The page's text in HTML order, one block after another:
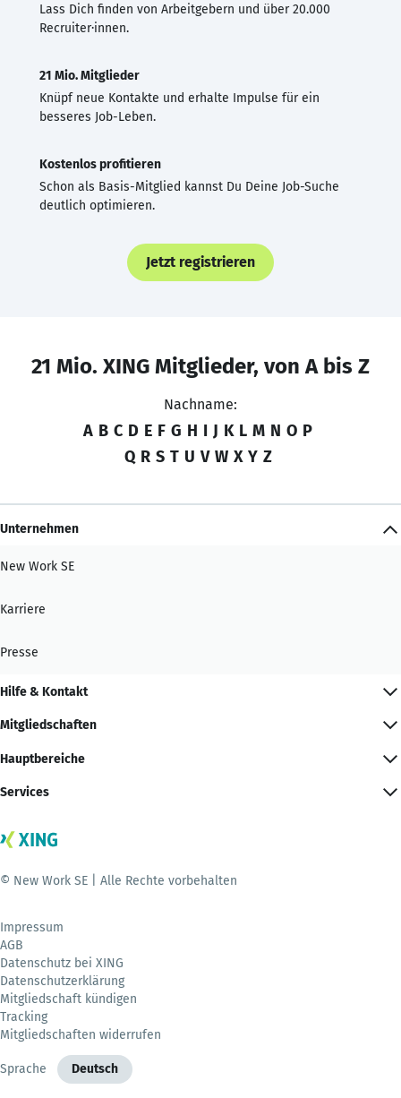
Lass Dich finden von Arbeitgebern und über 20.000
Recruiter·innen.
21 Mio. Mitglieder
Knüpf neue Kontakte und erhalte Impulse für ein
besseres Job-Leben.
Kostenlos profitieren
Schon als Basis-Mitglied kannst Du Deine Job-Suche
deutlich optimieren.
Jetzt registrieren
21 Mio. XING Mitglieder, von A bis Z
Nachname:
A B C D E F G H I J K L M N O P
Q R S T U V W X Y Z
Unternehmen
New Work SE
Karriere
Presse
Hilfe & Kontakt
Mitgliedschaften
Hauptbereiche
Services
© New Work SE | Alle Rechte vorbehalten
Impressum
AGB
Datenschutz bei XING
Datenschutzerklärung
Mitgliedschaft kündigen
Tracking
Mitgliedschaften widerrufen
Sprache Deutsch